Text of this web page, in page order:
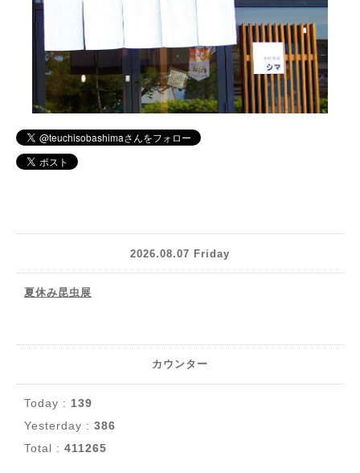
2026.08.07 Friday
夏休み昆虫展
カウンター
Today : 139
Yesterday : 386
Total : 411265